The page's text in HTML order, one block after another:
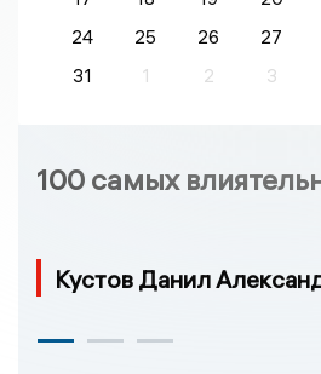
24
25 26 27
31
1 2 3
100 самых
Кустов Данил